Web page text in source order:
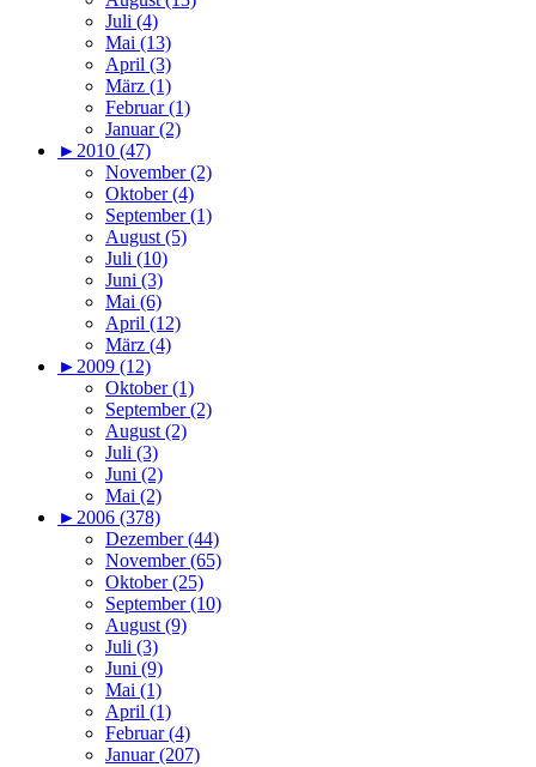
Juli (4)
Mai (13)
April (3)
März (1)
Februar (1)
Januar (2)
► 2010 (47)
November (2)
Oktober (4)
September (1)
August (5)
Juli (10)
Juni (3)
Mai (6)
April (12)
März (4)
► 2009 (12)
Oktober (1)
September (2)
August (2)
Juli (3)
Juni (2)
Mai (2)
► 2006 (378)
Dezember (44)
November (65)
Oktober (25)
September (10)
August (9)
Juli (3)
Juni (9)
Mai (1)
April (1)
Februar (4)
Januar (207)